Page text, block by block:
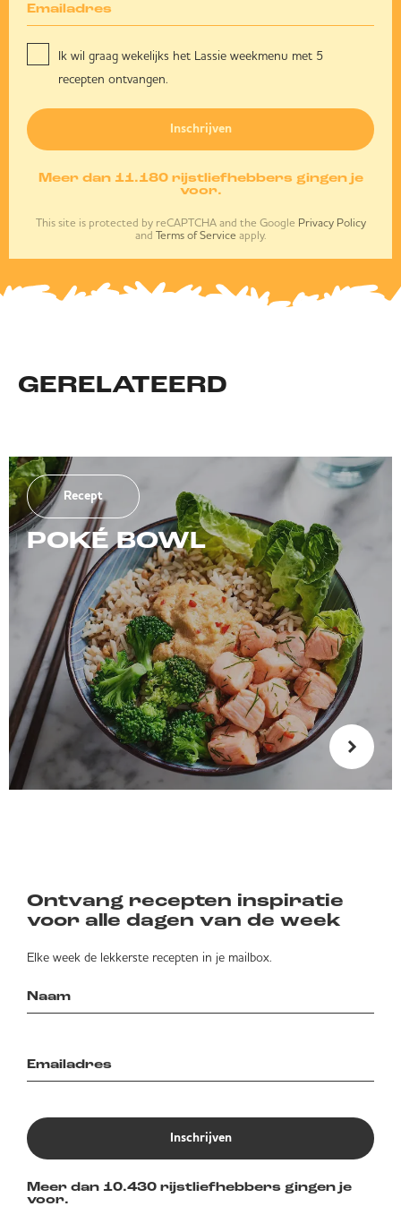
Ik wil graag wekelijks het Lassie weekmenu met 5
recepten ontvangen.
Inschrijven
Meer dan 11.180 rijstliefhebbers gingen je
voor.
This site is protected by reCAPTCHA and the Google Privacy Policy
and Terms of Service apply.
GERELATEERD
Recept
POKÉ BOWL
Ontvang recepten inspiratie
voor alle dagen van de week
Elke week de lekkerste recepten in je mailbox.
Inschrijven
Meer dan 10.430 rijstliefhebbers gingen je
voor.